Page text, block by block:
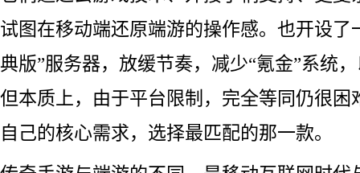
试图在移动端还原端游的操作感。也开设了
典版”服务器，放缓节奏，减少“氪金”系统
但本质上，由于平台限制，完全等同仍很困
自己的核心需求，选择最匹配的那一款。